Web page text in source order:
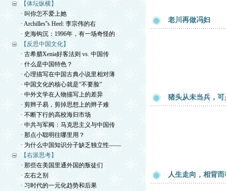
【体坛纵横】
· 叫你怎不爱上她
· Archilles''s Heel: 李宗伟的右
· 史海钩沉：1996年，有一场奇怪的
【反思中国文化】
· 古希腊Xenia好客法则 vs. 中国传
· 什么是中国特色？
· 心理描写在中国古典小说里相对薄
· 中国文化的核心就是“不要脸”
· 中外文学在人物描写上的差异
· 剪辫子易，剪掉思想上的辫子难
· 不断下行的高校海归市场
· 中共与军阀：马克思主义与中国传
· 那点小聪明往哪里用？
· 为什么中国知识分子缺乏独立性——
【右派思考】
· 那些在美国里通外国的叛徒们
· 左右之别
· 习时代的一元化趋势和后果
老川再做冯妇
猪头从未当兵，
人生走向，相背而